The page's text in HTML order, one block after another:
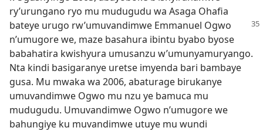
ry’urungano ryo mu mudugudu wa Asaga Ohafia
bateye urugo rw’umuvandimwe Emmanuel Ogwo
n’umugore we, maze basahura ibintu byabo byose
babahatira kwishyura umusanzu w’umunyamuryango.
Nta kindi basigaranye uretse imyenda bari bambaye
gusa. Mu mwaka wa 2006, abaturage birukanye
umuvandimwe Ogwo mu nzu ye bamuca mu
mudugudu. Umuvandimwe Ogwo n’umugore we
bahungiye ku muvandimwe utuye mu wundi